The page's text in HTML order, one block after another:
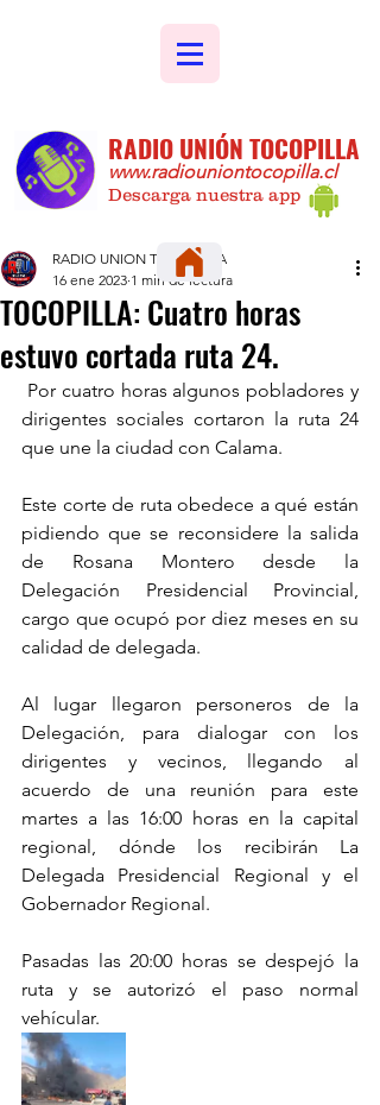
RADIO UNIÓN TOCOPILLA
www.radiouniontocopilla.cl
Descarga nuestra app
TOCOPILLA: Cuatro horas
estuvo cortada ruta 24.
RADIO UNION TOCOPILLA
16 ene 2023 1 min de lectura
dirigentes sociales cortaron la ruta 24
que une la ciudad con Calama.
Este corte de ruta obedece a qué están
pidiendo que se reconsidere la salida
de Rosana Montero desde la
Delegación Presidencial Provincial,
cargo que ocupó por diez meses en su
calidad de delegada.
Al lugar llegaron personeros de la
Delegación, para dialogar con los
dirigentes y vecinos, llegando al
acuerdo de una reunión para este
martes a las 16:00 horas en la capital
regional, dónde los recibirán La
Delegada Presidencial Regional y el
Gobernador Regional.
Pasadas las 20:00 horas se despejó la
ruta y se autorizó el paso normal
vehícular.